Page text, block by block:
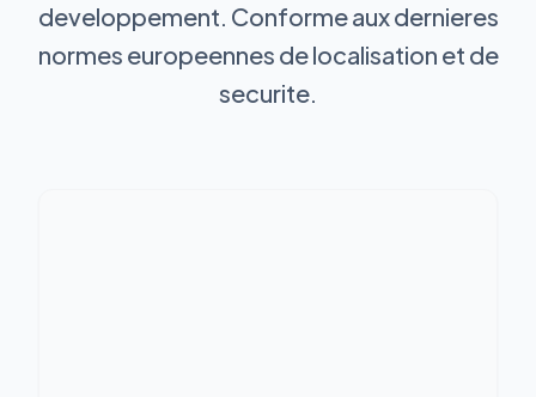
developpement. Conforme aux dernieres
normes europeennes de localisation et de
securite.